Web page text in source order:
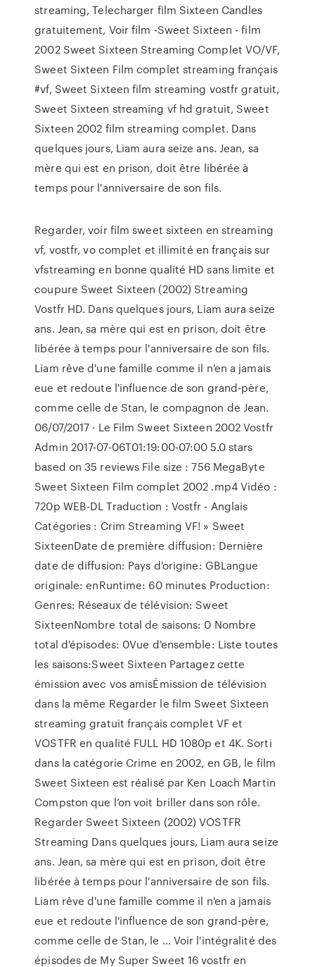
streaming, Telecharger film Sixteen Candles
gratuitement, Voir film -Sweet Sixteen - film
2002 Sweet Sixteen Streaming Complet VO/VF,
Sweet Sixteen Film complet streaming français
#vf, Sweet Sixteen film streaming vostfr gratuit,
Sweet Sixteen streaming vf hd gratuit, Sweet
Sixteen 2002 film streaming complet. Dans
quelques jours, Liam aura seize ans. Jean, sa
mère qui est en prison, doit être libérée à
temps pour l'anniversaire de son fils.
Regarder, voir film sweet sixteen en streaming
vf, vostfr, vo complet et illimité en français sur
vfstreaming en bonne qualité HD sans limite et
coupure Sweet Sixteen (2002) Streaming
Vostfr HD. Dans quelques jours, Liam aura seize
ans. Jean, sa mère qui est en prison, doit être
libérée à temps pour l'anniversaire de son fils.
Liam rêve d'une famille comme il n'en a jamais
eue et redoute l'influence de son grand-père,
comme celle de Stan, le compagnon de Jean.
06/07/2017 · Le Film Sweet Sixteen 2002 Vostfr
Admin 2017-07-06T01:19:00-07:00 5.0 stars
based on 35 reviews File size : 756 MegaByte
Sweet Sixteen Film complet 2002 .mp4 Vidéo :
720p WEB-DL Traduction : Vostfr - Anglais
Catégories : Crim Streaming VF! » Sweet
SixteenDate de première diffusion: Dernière
date de diffusion: Pays d'origine: GBLangue
originale: enRuntime: 60 minutes Production:
Genres: Réseaux de télévision: Sweet
SixteenNombre total de saisons: 0 Nombre
total d'épisodes: 0Vue d'ensemble: Liste toutes
les saisons:Sweet Sixteen Partagez cette
émission avec vos amisÉmission de télévision
dans la même Regarder le film Sweet Sixteen
streaming gratuit français complet VF et
VOSTFR en qualité FULL HD 1080p et 4K. Sorti
dans la catégorie Crime en 2002, en GB, le film
Sweet Sixteen est réalisé par Ken Loach Martin
Compston que l’on voit briller dans son rôle.
Regarder Sweet Sixteen (2002) VOSTFR
Streaming Dans quelques jours, Liam aura seize
ans. Jean, sa mère qui est en prison, doit être
libérée à temps pour l'anniversaire de son fils.
Liam rêve d'une famille comme il n'en a jamais
eue et redoute l'influence de son grand-père,
comme celle de Stan, le … Voir l'intégralité des
épisodes de My Super Sweet 16 vostfr en